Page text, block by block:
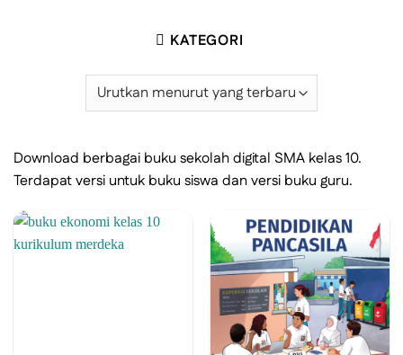
KATEGORI
Download berbagai buku sekolah digital SMA kelas 10.
Terdapat versi untuk buku siswa dan versi buku guru.